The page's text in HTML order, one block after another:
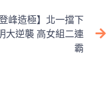
登峰造極】北一擋下
大逆襲 高女組二連
霸